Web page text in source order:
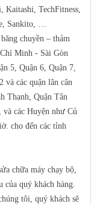
TechFitness,
Sankito, …
chuyền – thảm
Minh - Sài Gòn
5, Quận 6, Quận 7,
và các quận lân cân
Thạnh, Quận Tân
các Huyện như Củ
cho đến các tỉnh
chữa máy chạy bộ,
của quý khách hàng.
tôi, quý khách sẽ